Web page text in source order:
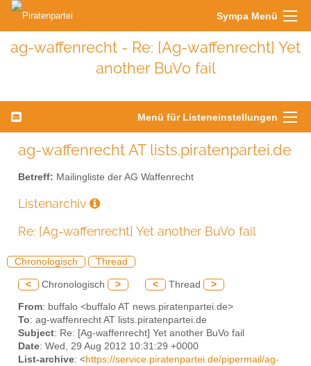
Sympa Menü
ag-waffenrecht - Re: [Ag-waffenrecht] Yet
another BuVo fail
Menü für Listeneinstellungen
ag-waffenrecht AT lists.piratenpartei.de
Betreff: Mailingliste der AG Waffenrecht
Listenarchiv
Re: [Ag-waffenrecht] Yet another BuVo fail
Chronologisch Thread
< Chronologisch > < Thread >
From: buffalo <buffalo AT news.piratenpartei.de>
To: ag-waffenrecht AT lists.piratenpartei.de
Subject: Re: [Ag-waffenrecht] Yet another BuVo fail
Date: Wed, 29 Aug 2012 10:31:29 +0000
List-archive: <https://service.piratenpartei.de/pipermail/ag-